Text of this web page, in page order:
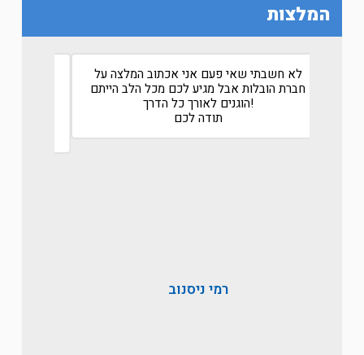
המלצות
לא חשבתי שאי פעם אני אכתוב המלצה על
חברת הובלות אבל מגיע לכם מכל הלב הייתם
הוגנים לאורך כל הדרך!
תודה לכם